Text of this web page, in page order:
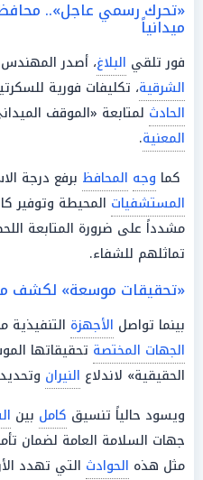
«تحرك رسمي عاجل».. محافظ
ميدانياً
فور تلقي البلاغ، أصدر
الشرقية، تكليفات فورية
الحادث لمتابعة «الموقف
المعنية.
كما وجه المحافظ برفع درجة
المستشفيات المحيطة وتوفير
مشدداً على ضرورة المتابعة
تماثلهم للشفاء.
«تحقيقات موسعة» لكشف
بينما تواصل الأجهزة التنفيذية
الجهات المختصة تحقيقاتها
الحقيقية» لاندلاع النيران
ويسود حالياً تنسيق كامل بين
جهات السلامة العامة لضمان
مثل هذه الحوادث التي تهدد